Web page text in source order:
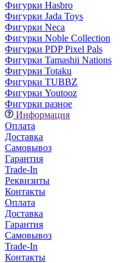
Фигурки Hasbro
Фигурки Jada Toys
Фигурки Neca
Фигурки Noble Collection
Фигурки PDP Pixel Pals
Фигурки Tamashii Nations
Фигурки Totaku
Фигурки TUBBZ
Фигурки Youtooz
Фигурки разное
Информация
Оплата
Доставка
Самовывоз
Гарантия
Trade-In
Реквизиты
Контакты
Оплата
Доставка
Гарантия
Самовывоз
Trade-In
Контакты